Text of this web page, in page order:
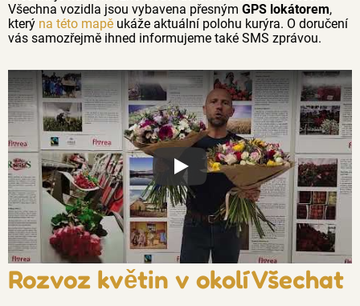
Všechna vozidla jsou vybavena přesným GPS lokátorem,
který na této mapě ukáže aktuální polohu kurýra. O doručení
vás samozřejmě ihned informujeme také SMS zprávou.
Proč jsou květiny z Florea tak
Rozvoz květin v okolí Všechat